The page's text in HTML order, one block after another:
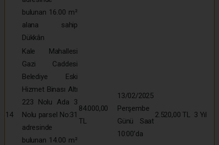
bulunan 16.00 m²
alana sahip
Dükkân
14
Kale Mahallesi
Gazi Caddesi
Belediye Eski
Hizmet Binası Altı
223 Nolu Ada 3
Nolu parsel No:31
adresinde
bulunan 14.00 m²
84.000,00
TL
13/02/2025
Perşembe
Günü Saat
10:00’da
2.520,00 TL 3 Yıl